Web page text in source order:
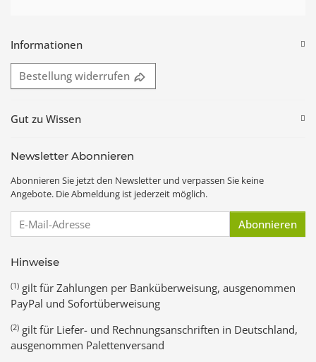
Informationen
Bestellung widerrufen
Gut zu Wissen
Newsletter Abonnieren
Abonnieren Sie jetzt den Newsletter und verpassen Sie keine
Angebote. Die Abmeldung ist jederzeit möglich.
E-Mail-Adresse Abonnieren
Hinweise
(1) gilt für Zahlungen per Banküberweisung, ausgenommen
PayPal und Sofortüberweisung
(2) gilt für Liefer- und Rechnungsanschriften in Deutschland,
ausgenommen Palettenversand